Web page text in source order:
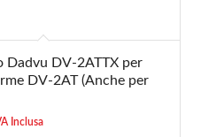
Dadvu DV-2ATTX per
DV-2AT (Anche per
Inclusa